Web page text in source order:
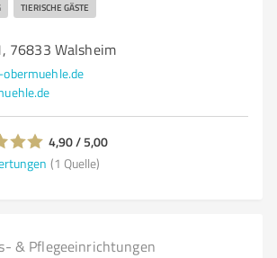
TIERISCHE GÄSTE
76833 Walsheim
4,90 / 5,00
(1 Quelle)
& Pflegeeinrichtungen